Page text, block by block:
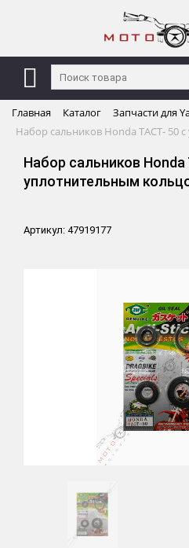
Главная Каталог
Запчасти для
Набор сальников Honda TACT- 50
Набор сальников Honda
уплотнительным
Артикул: 47919177